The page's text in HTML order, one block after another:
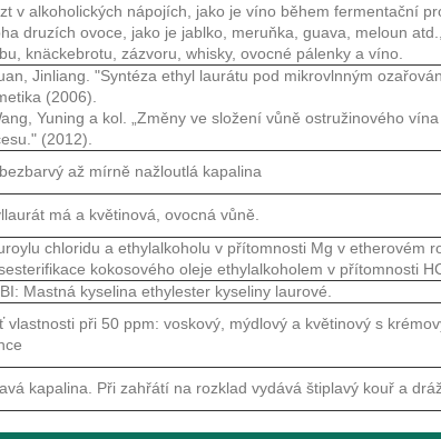
v alkoholických nápojích, jako je víno během fermentační
druzích ovoce, jako je jablko, meruňka, guava, meloun
knäckebrotu, zázvoru, whisky, ovocné pálenky a víno.
Jinliang. "Syntéza ethyl laurátu pod mikrovlnným
(2006).
Yuning a kol. „Změny ve složení vůně ostružinového
(2012).
až mírně nažloutlá kapalina
má a květinová, ovocná vůně.
chloridu a ethylalkoholu v přítomnosti Mg v etherovém
kokosového oleje ethylalkoholem v přítomnosti
Mastná kyselina ethylester kyseliny laurové.
vlastnosti při 50 ppm: voskový, mýdlový a květinový s
kapalina. Při zahřátí na rozklad vydává štiplavý kouř a